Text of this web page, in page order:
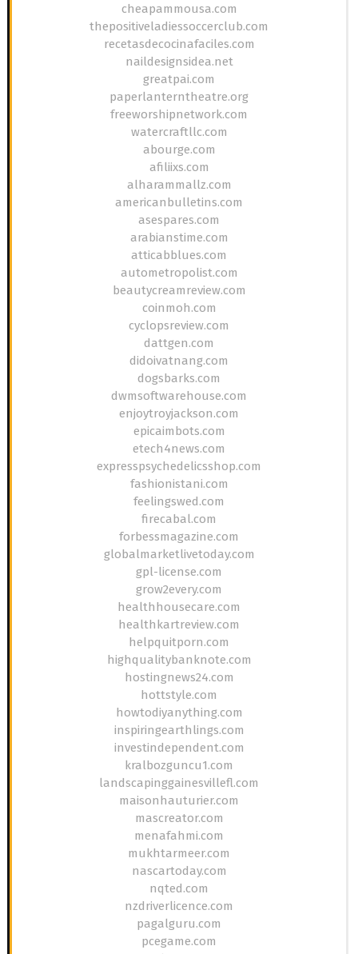
cheapammousa.com
thepositiveladiessoccerclub.com
recetasdecocinafaciles.com
naildesignsidea.net
greatpai.com
paperlanterntheatre.org
freeworshipnetwork.com
watercraftllc.com
abourge.com
afiliixs.com
alharammallz.com
americanbulletins.com
asespares.com
arabianstime.com
atticabblues.com
autometropolist.com
beautycreamreview.com
coinmoh.com
cyclopsreview.com
dattgen.com
didoivatnang.com
dogsbarks.com
dwmsoftwarehouse.com
enjoytroyjackson.com
epicaimbots.com
etech4news.com
expresspsychedelicsshop.com
fashionistani.com
feelingswed.com
firecabal.com
forbessmagazine.com
globalmarketlivetoday.com
gpl-license.com
grow2every.com
healthhousecare.com
healthkartreview.com
helpquitporn.com
highqualitybanknote.com
hostingnews24.com
hottstyle.com
howtodiyanything.com
inspiringearthlings.com
investindependent.com
kralbozguncu1.com
landscapinggainesvillefl.com
maisonhauturier.com
mascreator.com
menafahmi.com
mukhtarmeer.com
nascartoday.com
nqted.com
nzdriverlicence.com
pagalguru.com
pcegame.com